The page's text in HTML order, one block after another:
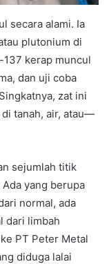
secara alami. Ia
plutonium di
137 kerap muncul
dan uji coba
zat ini
tanah, air, atau—
sejumlah titik
yang berupa
normal, ada
dari limbah
PT Peter Metal
diduga lalai